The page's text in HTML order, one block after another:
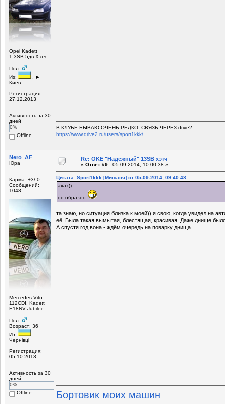
Opel Kadett
1.3SB 5дв.Хэтч
Пол:
Из:
, ►
Киев
Регистрация:
27.12.2013
Активность за 30
дней
0%
Offline
В КЛУБЕ БЫВАЮ ОЧЕНЬ РЕДКО. СВЯЗЬ ЧЕРЕЗ drive2
https://www.drive2.ru/users/sport1kkk/
Nero_AF
Юра
Карма: +3/-0
Сообщений:
1048
Mercedes Vito
112CDI, Kadett
E18NV Jubilee
Пол:
Возраст: 36
Из:
Чернівці
Регистрация:
05.10.2013
Активность за 30
дней
0%
Offline
Re: OKE "Надёжный" 13SB хэтч
« Ответ #9 : 05-09-2014, 10:00:38 »
Цитата: Sport1kkk [Мишаня] от 05-09-2014, 09:40:48
ахах))
он образно
та знаю, но ситуация близка к моей)) я свою, когда увидел на
её. Была такая вымытая, блестящая, красивая. Даже днище
А спустя год вона - ждём очередь на поварку днища...
Бортовик моих машин